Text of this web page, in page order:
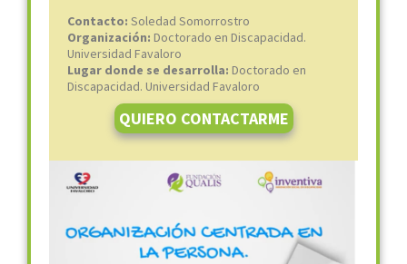
Contacto: Soledad Somorrostro
Organización: Doctorado en Discapacidad.
Universidad Favaloro
Lugar donde se desarrolla: Doctorado en
Discapacidad. Universidad Favaloro
QUIERO CONTACTARME